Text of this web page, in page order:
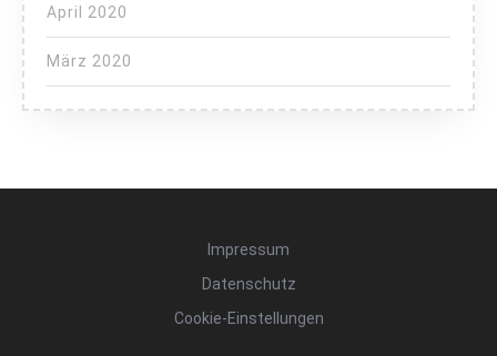
April 2020
März 2020
Impressum
Datenschutz
Cookie-Einstellungen